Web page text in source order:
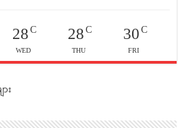
28 C
WED
28C
THU
30C
FRI
း